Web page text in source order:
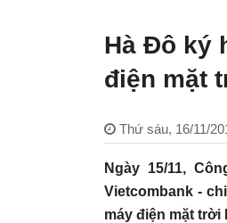
Hà Đô ký
điện mặt
Thứ sáu, 16/11/
Ngày 15/11,
Vietcombank -
máy điện mặt trời